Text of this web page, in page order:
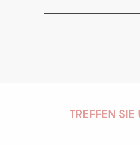
TREFFEN SIE